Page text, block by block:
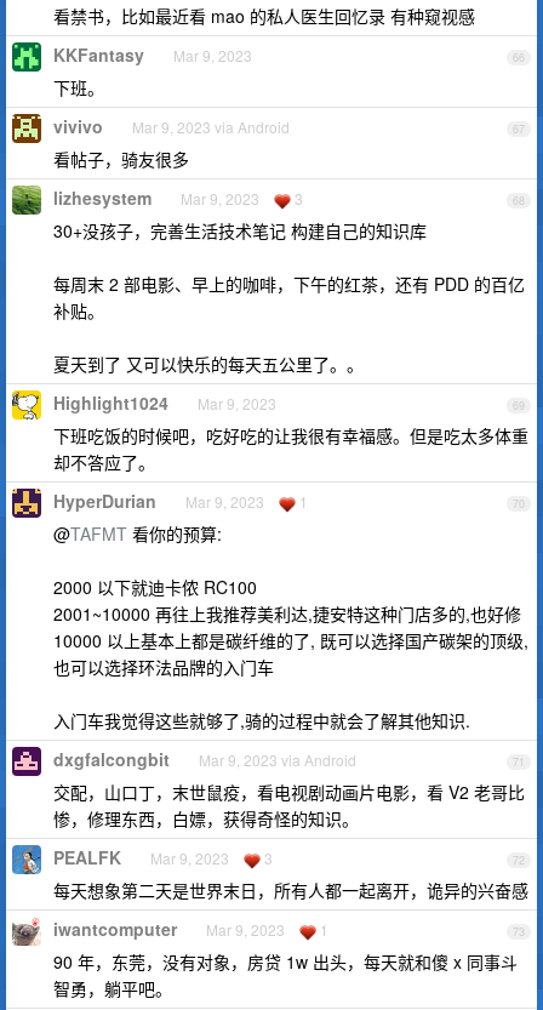
看禁书，比如最近看 mao 的私人医生回忆录 有种窥视感
66
KKFantasy Mar 9, 2023
下班。
67
vivivo Mar 9, 2023 via Android
看帖子，骑友很多
68
lizhesystem Mar 9, 2023 3
30+没孩子，完善生活技术笔记 构建自己的知识库
每周末 2 部电影、早上的咖啡，下午的红茶，还有 PDD 的百亿
补贴。
夏天到了 又可以快乐的每天五公里了。。
69
Highlight1024 Mar 9, 2023
下班吃饭的时候吧，吃好吃的让我很有幸福感。但是吃太多体重
却不答应了。
70
HyperDurian Mar 9, 2023 1
@TAFMT 看你的预算:
2000 以下就迪卡侬 RC100
2001~10000 再往上我推荐美利达,捷安特这种门店多的,也好修
10000 以上基本上都是碳纤维的了, 既可以选择国产碳架的顶级,
也可以选择环法品牌的入门车
入门车我觉得这些就够了,骑的过程中就会了解其他知识.
71
dxgfalcongbit Mar 9, 2023 via Android
交配，山口丁，末世鼠疫，看电视剧动画片电影，看 V2 老哥比
惨，修理东西，白嫖，获得奇怪的知识。
72
PEALFK Mar 9, 2023 3
每天想象第二天是世界末日，所有人都一起离开，诡异的兴奋感
73
iwantcomputer Mar 9, 2023 1
90 年，东莞，没有对象，房贷 1w 出头，每天就和傻 x 同事斗
智勇，躺平吧。